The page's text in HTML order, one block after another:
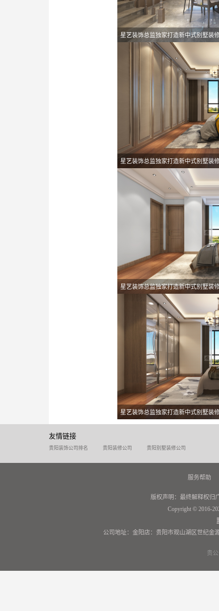
星艺装饰总监独家打造新中式别墅装
星艺装饰总监独家打造新中式别墅装
星艺装饰总监独家打造新中式别墅装
星艺装饰总监独家打造新中式别墅装
友情链接
贵阳装饰公司排名 贵阳装修公司 贵阳别墅装修公司
服务帮助
版权声明：最终解释权归
Copyright © 2016-
公司地址：金阳店：贵阳市观山湖区世纪金
贵